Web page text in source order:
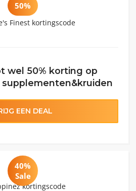
50%
wel 50% korting op
supplementen&kruiden
EEN DEAL
40%
Sale